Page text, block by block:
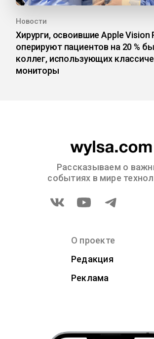
Новости
Хирурги, освоившие Apple Vision
оперируют пациентов на 20 %
коллег, использующих
мониторы
Рассказываем о
событиях в мире
О проекте
Редакция
Реклама